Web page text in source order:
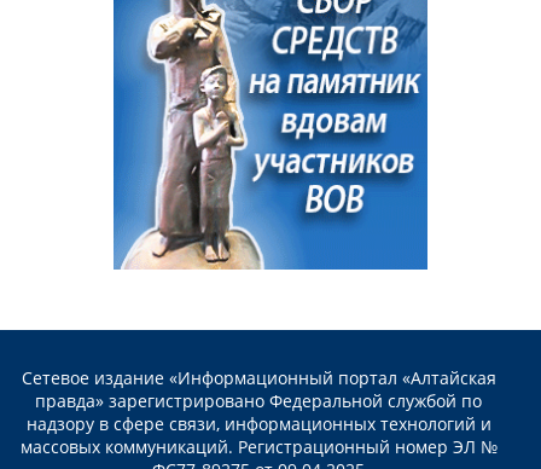
Сетевое издание «Информационный портал «Алтайская
правда» зарегистрировано Федеральной службой по
надзору в сфере связи, информационных технологий и
массовых коммуникаций. Регистрационный номер ЭЛ №